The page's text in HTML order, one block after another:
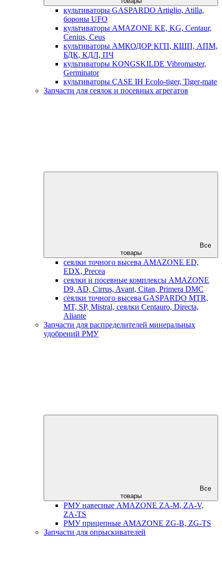
культиваторы GASPARDO Artiglio, Atilla,
бороны UFO
культиваторы AMAZONE KE, KG, Centaur,
Cenius, Ceus
культиваторы АМКОДОР КГП, КШП, АПМ,
БДК, КДЛ, ПЧ
культиваторы KONGSKILDE Vibromaster,
Germinator
культиваторы CASE IH Ecolo-tiger, Tiger-mate
Запчасти для сеялок и посевных агрегатов
Все
товары
сеялки точного высева AMAZONE ED,
EDX, Precea
сеялки и посевные комплексы AMAZONE
D9, AD, Cirrus, Avant, Citan, Primera DMC
сеялки точного высева GASPARDO MTR,
MT, SP, Mistral, сеялки Centauro, Directa,
Aliante
Запчасти для распределителей минеральных
удобрений РМУ
Все
товары
РМУ навесные AMAZONE ZA-M, ZA-V,
ZA-TS
РМУ прицепные AMAZONE ZG-B, ZG-TS
Запчасти для опрыскивателей